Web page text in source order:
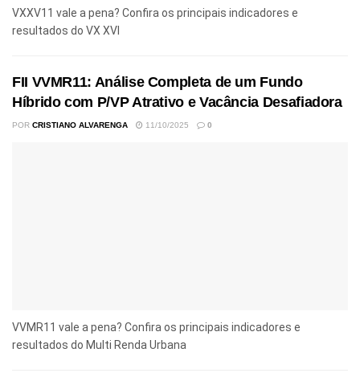
VXXV11 vale a pena? Confira os principais indicadores e
resultados do VX XVI
FII VVMR11: Análise Completa de um Fundo
Híbrido com P/VP Atrativo e Vacância Desafiadora
POR CRISTIANO ALVARENGA 11/10/2025 0
VVMR11 vale a pena? Confira os principais indicadores e
resultados do Multi Renda Urbana